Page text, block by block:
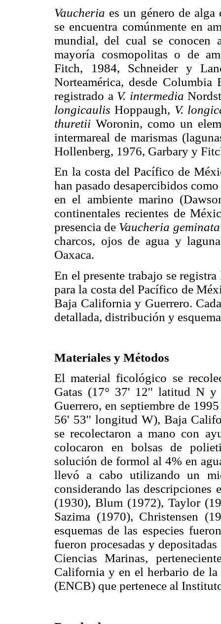
Vaucheria es un género de
se encuentra comúnmente en
mundial, del cual se conocen
mayoría cosmopolitas o de
Fitch, 1984, Schneider y
Norteamérica, desde
registrado a V. intermedia
longicaulis Hoppaugh, V.
thuretii Woronin, como un
intermareal de marismas
Hollenberg, 1976, Garbary y
En la costa del Pacífico de
han pasado desapercibidos
en el ambiente marino
continentales recientes de
presencia de Vaucheria geminata
charcos, ojos de agua y
Oaxaca.
En el presente trabajo se
para la costa del Pacífico de
Baja California y Guerrero.
detallada, distribución y
Materiales y Métodos
El material ficológico se
Gatas (17° 37' 12'' latitud N
Guerrero, en septiembre de
56' 53'' longitud W), Baja
se recolectaron a mano con
colocaron en bolsas de
solución de formol al 4% en
llevó a cabo utilizando un
considerando las descripciones
(1930), Blum (1972), Taylor
Sazima (1970), Christensen
esquemas de las especies
fueron procesadas y
Ciencias Marinas,
California y en el herbario de
(ENCB) que pertenece al